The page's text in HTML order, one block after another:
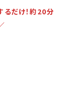
るだけ！約20分